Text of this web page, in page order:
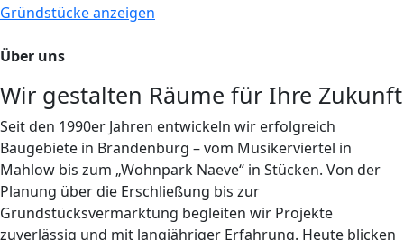
Gründstücke anzeigen
Über uns
Wir gestalten Räume für Ihre Zukunft
Seit den 1990er Jahren entwickeln wir erfolgreich
Baugebiete in Brandenburg – vom Musikerviertel in
Mahlow bis zum „Wohnpark Naeve“ in Stücken. Von der
Planung über die Erschließung bis zur
Grundstücksvermarktung begleiten wir Projekte
zuverlässig und mit langjähriger Erfahrung. Heute blicken